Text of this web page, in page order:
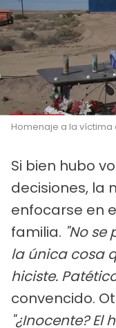
Homenaje a la víctima
Si bien hubo
decisiones, la
enfocarse en
familia. "No se
la única cosa
hiciste.
convencido.
"¿Inocente?